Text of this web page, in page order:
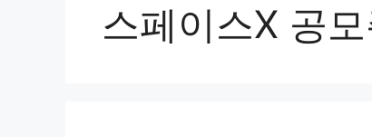
스페이스X 공